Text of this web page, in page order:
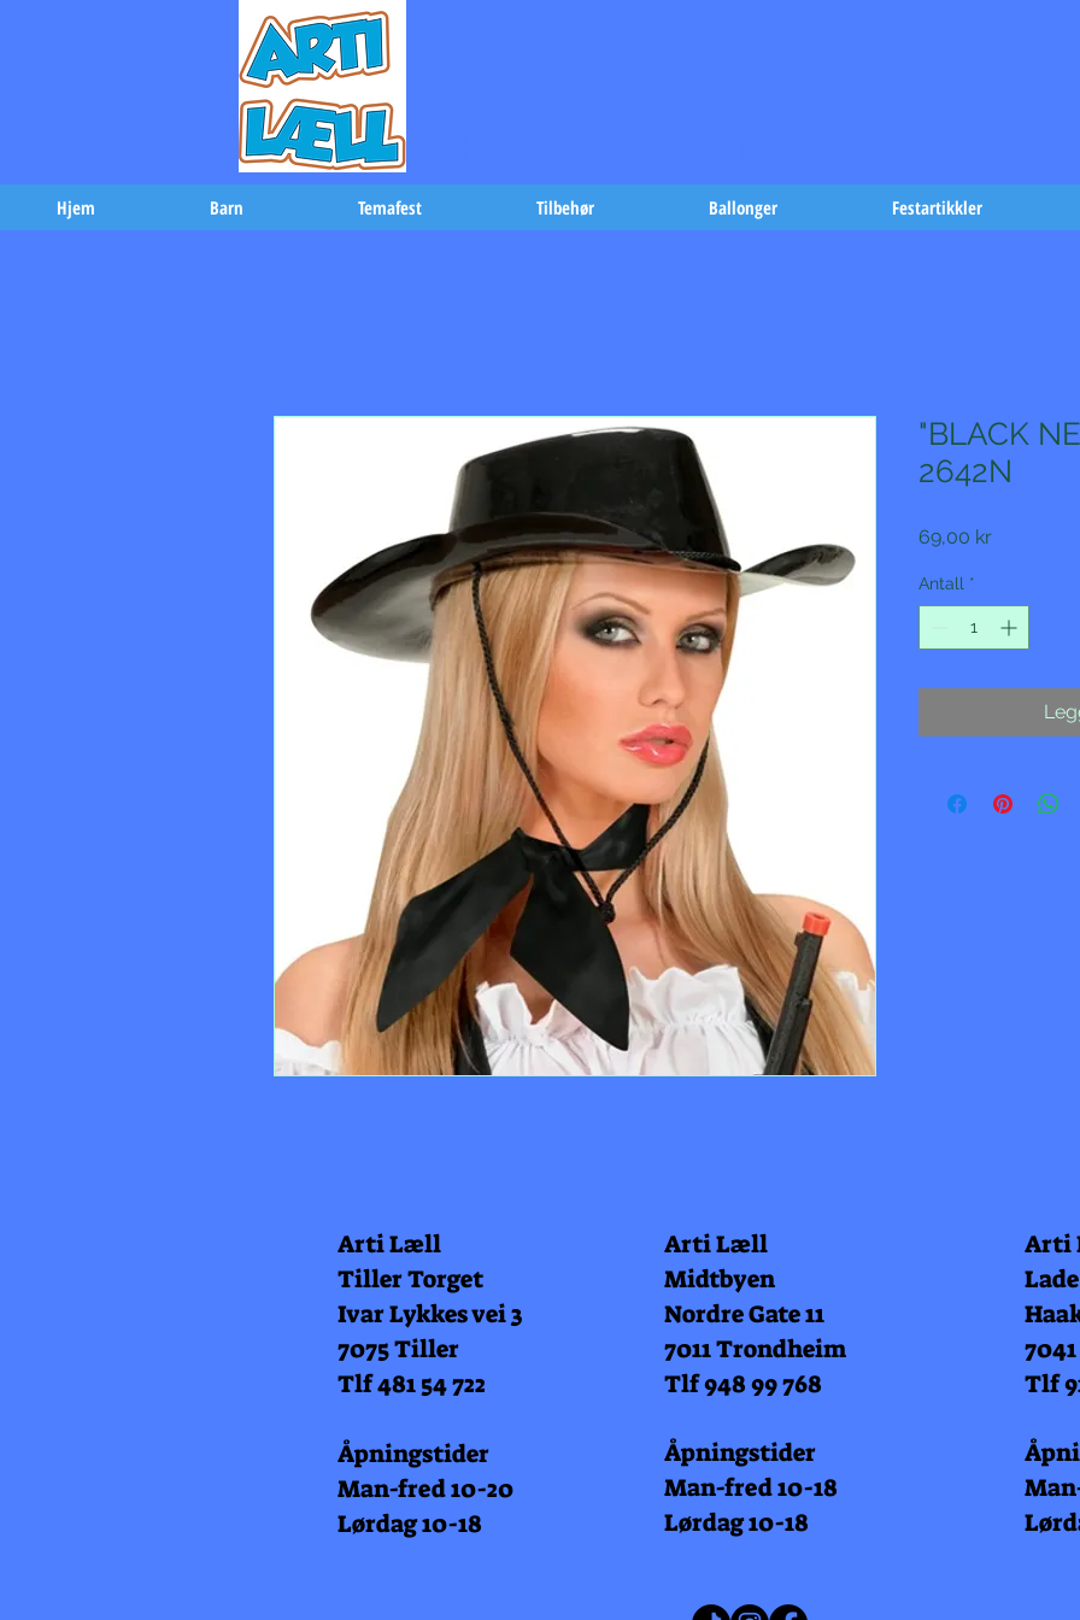
Hjem Barn Temafest Tilbehør Ballonger Festartikkler
"BLACK
2642N
69,00 krPris
Antall *
Arti Læll
Tiller Torget
Ivar Lykkes vei 3
7075 Tiller
Tlf 481 54 722
Åpningstider
Man-fred 10-20
Lørdag 10-18
Arti Læll
Midtbyen
Nordre Gate 11
7011 Trondheim
Tlf 948 99 768
Åpningstider
Man-fred 10-18
Lørdag 10-18
Arti
Tlf